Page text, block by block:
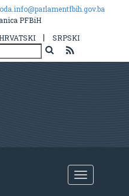
PFBiH
| SRPSKI